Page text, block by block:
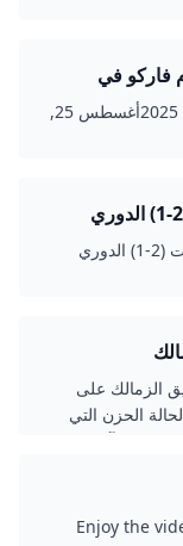
فاركو في
لميس عليأغسطس 25, 2025 0 أغسطس 25, 2025أغسطس 25,
ملخص مباراة الزمالك ومودرن سبورت (2-1) الدوري
مشاهدة ملخص مباراة الزمالك ومودرن سبورت (2-1) الدوري
الزمالك على
الحزن التي
في آخر
Enjoy the